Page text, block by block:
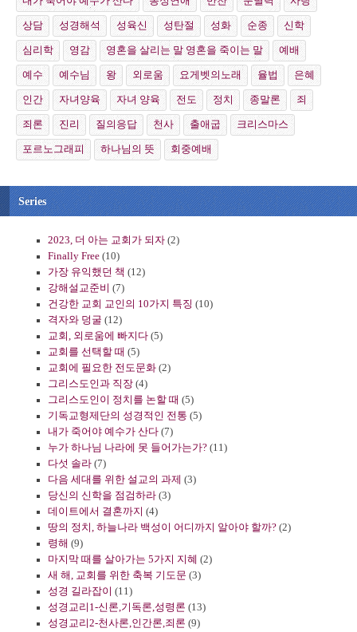
상담 성경해석 성육신 성탄절 성화 순종 신학
심리학 영감 영혼을 살리는 말 영혼을 죽이는 말 예배
예수 예수님 왕 외로움 요게벳의노래 율법 은혜
인간 자녀양육 자녀 양육 전도 정치 종말론 죄
죄론 진리 질의응답 천사 출애굽 크리스마스
포르노그래피 하나님의 뜻 회중예배
Series
2023, 더 아는 교회가 되자 (2)
Finally Free (10)
가장 유익했던 책 (12)
강해설교준비 (7)
건강한 교회 교인의 10가지 특징 (10)
격자와 덩굴 (12)
교회, 외로움에 빠지다 (5)
교회를 선택할 때 (5)
교회에 필요한 전도문화 (2)
그리스도인과 직장 (4)
그리스도인이 정치를 논할 때 (5)
기독교형제단의 성경적인 전통 (5)
내가 죽어야 예수가 산다 (7)
누가 하나님 나라에 못 들어가는가? (11)
다섯 솔라 (7)
다음 세대를 위한 설교의 과제 (3)
당신의 신학을 점검하라 (3)
데이트에서 결혼까지 (4)
땅의 정치, 하늘나라 백성이 어디까지 알아야 할까? (2)
령해 (9)
마지막 때를 살아가는 5가지 지혜 (2)
새 해, 교회를 위한 축복 기도문 (3)
성경 길라잡이 (11)
성경교리1-신론,기독론,성령론 (13)
성경교리2-천사론,인간론,죄론 (9)